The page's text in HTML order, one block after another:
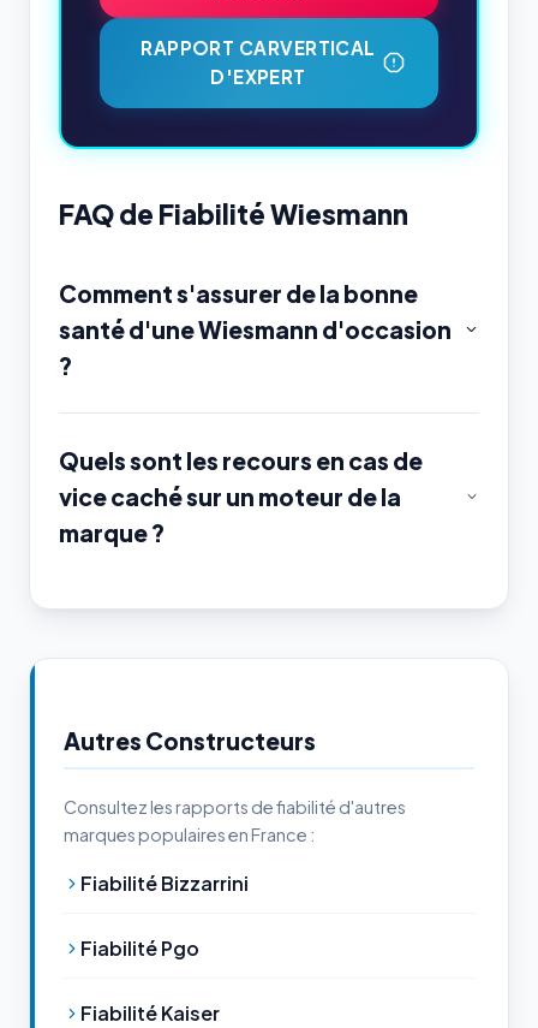
RAPPORT CARVERTICAL
D'EXPERT
FAQ de Fiabilité Wiesmann
Comment s'assurer de la bonne
santé d'une Wiesmann d'occasion
?
Quels sont les recours en cas de
vice caché sur un moteur de la
marque ?
Autres Constructeurs
Consultez les rapports de fiabilité d'autres
marques populaires en France :
Fiabilité Bizzarrini
Fiabilité Pgo
Fiabilité Kaiser